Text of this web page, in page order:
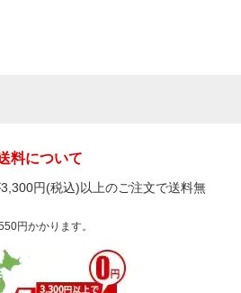
料について
円(税込)以上のご注文で送料無
円かかります。